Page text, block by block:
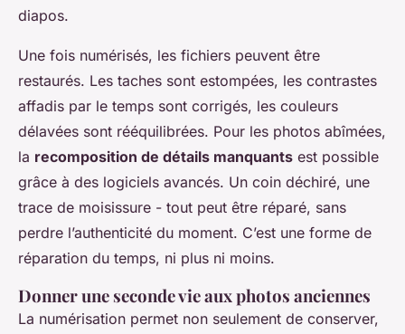
diapos.
Une fois numérisés, les fichiers peuvent être
restaurés. Les taches sont estompées, les contrastes
affadis par le temps sont corrigés, les couleurs
délavées sont rééquilibrées. Pour les photos abîmées,
la recomposition de détails manquants est possible
grâce à des logiciels avancés. Un coin déchiré, une
trace de moisissure - tout peut être réparé, sans
perdre l’authenticité du moment. C’est une forme de
réparation du temps, ni plus ni moins.
Donner une seconde vie aux photos anciennes
La numérisation permet non seulement de conserver,